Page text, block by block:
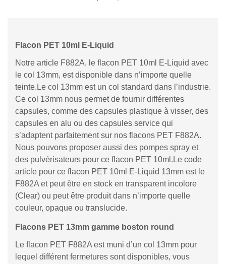
Flacon PET 10ml E-Liquid
Notre article F882A, le flacon PET 10ml E-Liquid avec
le col 13mm, est disponible dans n’importe quelle
teinte.Le col 13mm est un col standard dans l’industrie.
Ce col 13mm nous permet de fournir différentes
capsules, comme des capsules plastique à visser, des
capsules en alu ou des capsules service qui
s’adaptent parfaitement sur nos flacons PET F882A.
Nous pouvons proposer aussi des pompes spray et
des pulvérisateurs pour ce flacon PET 10ml.Le code
article pour ce flacon PET 10ml E-Liquid 13mm est le
F882A et peut être en stock en transparent incolore
(Clear) ou peut être produit dans n’importe quelle
couleur, opaque ou translucide.
Flacons PET 13mm gamme boston round
Le flacon PET F882A est muni d’un col 13mm pour
lequel différent fermetures sont disponibles, vous